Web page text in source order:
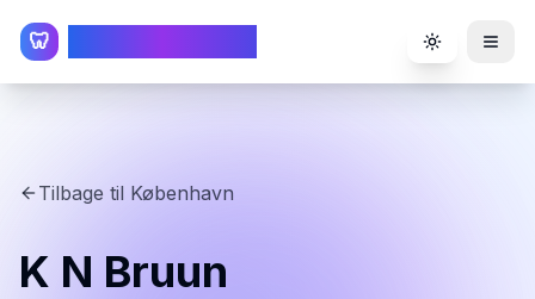
🦷 Toggle
Tilbage til København
K N Bruun